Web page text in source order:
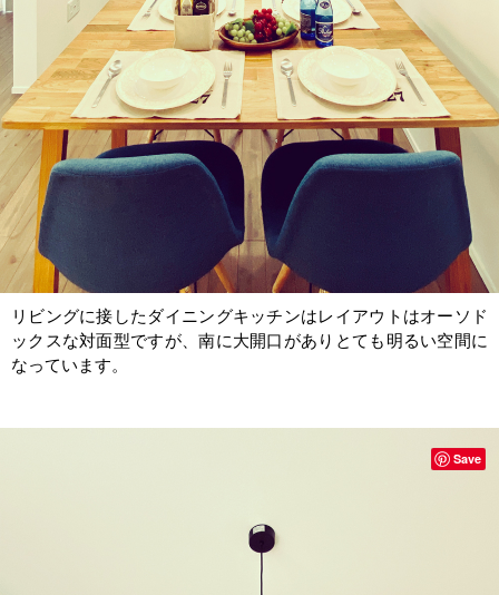
リビングに接したダイニングキッチンはレイアウトはオーソド
ックスな対面型ですが、南に大開口がありとても明るい空間に
なっています。
Save